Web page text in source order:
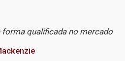
qualificada no mercado